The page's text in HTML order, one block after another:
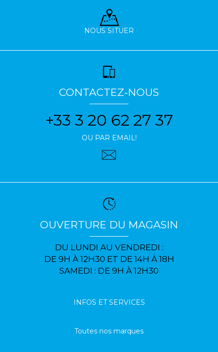
NOUS SITUER
CONTACTEZ-NOUS
+33 3 20 62 27 37
OU PAR EMAIL!
OUVERTURE DU MAGASIN
DU LUNDI AU VENDREDI :
DE 9H À 12H30 ET DE 14H À 18H
SAMEDI : DE 9H À 12H30
INFOS ET SERVICES
Toutes nos marques